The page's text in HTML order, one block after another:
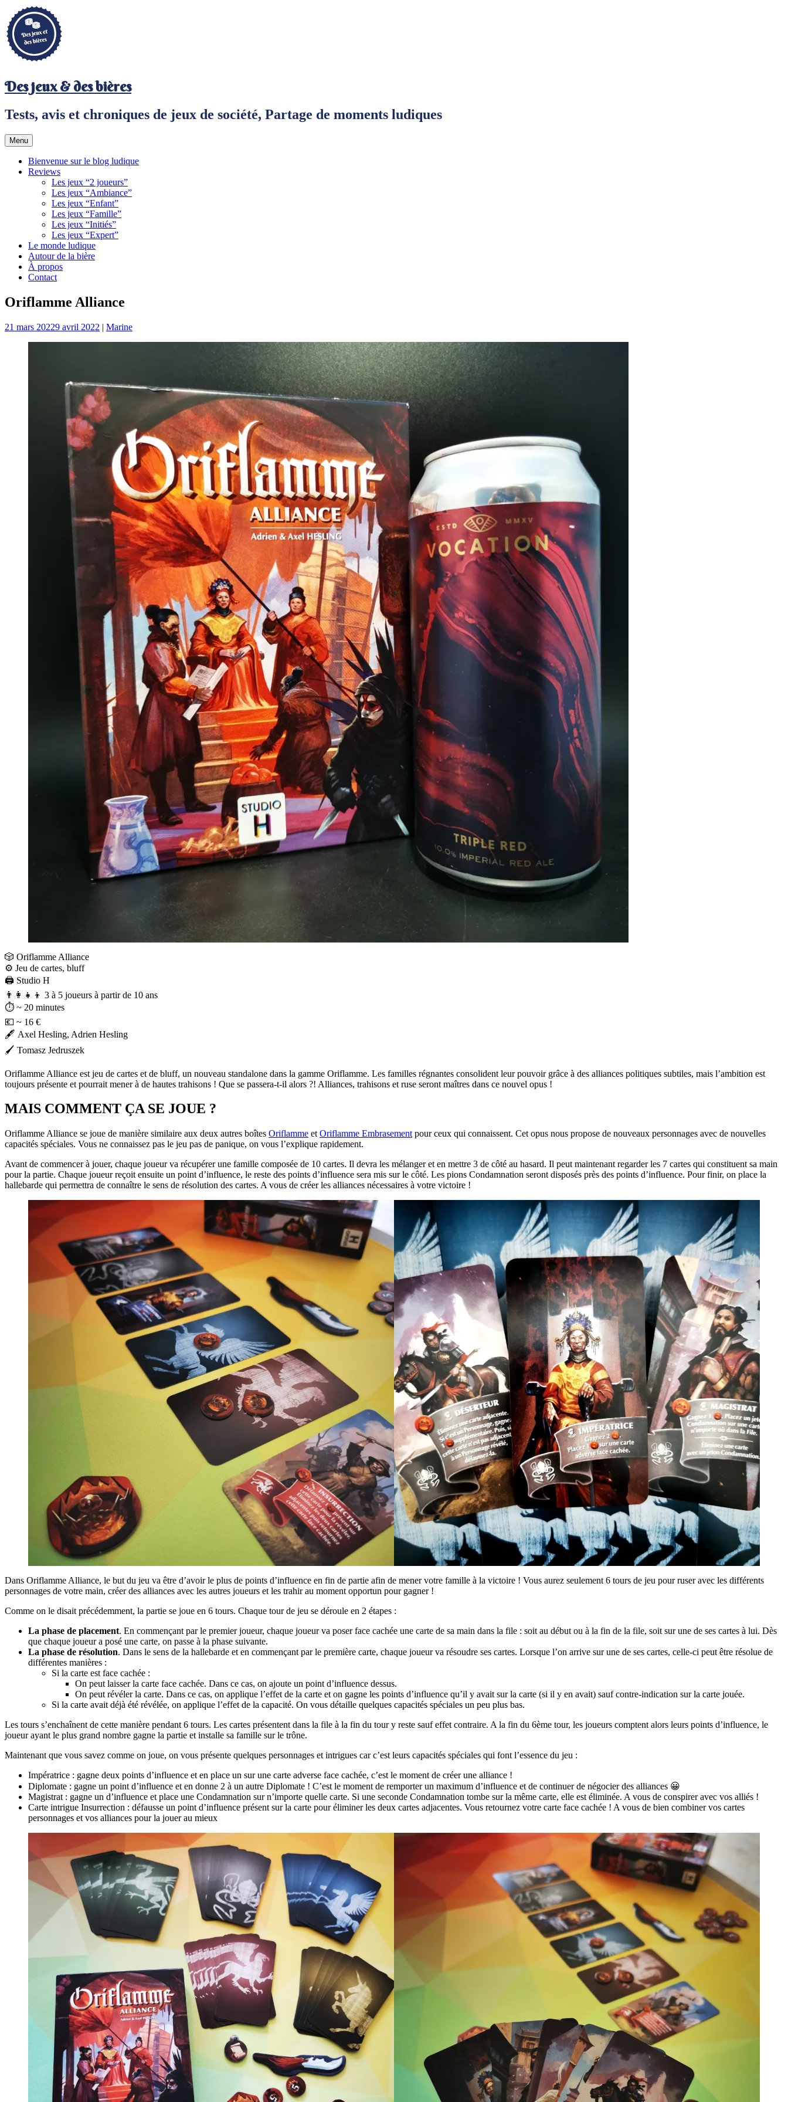
Aller
au
contenu
principal
Des jeux & des bières
Tests, avis et chroniques de jeux de société, Partage de moments ludiques
Menu
Bienvenue sur le blog ludique
Reviews
Les jeux “2 joueurs”
Les jeux “Ambiance”
Les jeux “Enfant”
Les jeux “Famille”
Les jeux “Initiés”
Les jeux “Expert”
Le monde ludique
Autour de la bière
À propos
Contact
Oriflamme Alliance
21 mars 20229 avril 2022 | Marine
🎲 Oriflamme Alliance
⚙️ Jeu de cartes, bluff
🖨️ Studio H
👨‍👩‍👧‍👦 3 à 5 joueurs à partir de 10 ans⠀
⏱️ ~ 20 minutes
💶 ~ 16 € ⠀
🖋️ Axel Hesling, Adrien Hesling
🖌️ Tomasz Jedruszek
Oriflamme Alliance est jeu de cartes et de bluff, un nouveau standalone dans la gamme Oriflamme. Les familles régnantes consolident leur pouvoir grâce à des alliances politiques subtiles, mais l’ambition est
toujours présente et pourrait mener à de hautes trahisons ! Que se passera-t-il alors ?! Alliances, trahisons et ruse seront maîtres dans ce nouvel opus !
MAIS COMMENT ÇA SE JOUE ?
Oriflamme Alliance se joue de manière similaire aux deux autres boîtes Oriflamme et Oriflamme Embrasement pour ceux qui connaissent. Cet opus nous propose de nouveaux personnages avec de nouvelles
capacités spéciales. Vous ne connaissez pas le jeu pas de panique, on vous l’explique rapidement.
Avant de commencer à jouer, chaque joueur va récupérer une famille composée de 10 cartes. Il devra les mélanger et en mettre 3 de côté au hasard. Il peut maintenant regarder les 7 cartes qui constituent sa main
pour la partie. Chaque joueur reçoit ensuite un point d’influence, le reste des points d’influence sera mis sur le côté. Les pions Condamnation seront disposés près des points d’influence. Pour finir, on place la
hallebarde qui permettra de connaître le sens de résolution des cartes. A vous de créer les alliances nécessaires à votre victoire !
Dans Oriflamme Alliance, le but du jeu va être d’avoir le plus de points d’influence en fin de partie afin de mener votre famille à la victoire ! Vous aurez seulement 6 tours de jeu pour ruser avec les différents
personnages de votre main, créer des alliances avec les autres joueurs et les trahir au moment opportun pour gagner !
Comme on le disait précédemment, la partie se joue en 6 tours. Chaque tour de jeu se déroule en 2 étapes :
La phase de placement. En commençant par le premier joueur, chaque joueur va poser face cachée une carte de sa main dans la file : soit au début ou à la fin de la file, soit sur une de ses cartes à lui. Dès
que chaque joueur a posé une carte, on passe à la phase suivante.
La phase de résolution. Dans le sens de la hallebarde et en commençant par le première carte, chaque joueur va résoudre ses cartes. Lorsque l’on arrive sur une de ses cartes, celle-ci peut être résolue de
différentes manières :
Si la carte est face cachée :
On peut laisser la carte face cachée. Dans ce cas, on ajoute un point d’influence dessus.
On peut révéler la carte. Dans ce cas, on applique l’effet de la carte et on gagne les points d’influence qu’il y avait sur la carte (si il y en avait) sauf contre-indication sur la carte jouée.
Si la carte avait déjà été révélée, on applique l’effet de la capacité. On vous détaille quelques capacités spéciales un peu plus bas.
Les tours s’enchaînent de cette manière pendant 6 tours. Les cartes présentent dans la file à la fin du tour y reste sauf effet contraire. A la fin du 6ème tour, les joueurs comptent alors leurs points d’influence, le
joueur ayant le plus grand nombre gagne la partie et installe sa famille sur le trône.
Maintenant que vous savez comme on joue, on vous présente quelques personnages et intrigues car c’est leurs capacités spéciales qui font l’essence du jeu :
Impératrice : gagne deux points d’influence et en place un sur une carte adverse face cachée, c’est le moment de créer une alliance !
Diplomate : gagne un point d’influence et en donne 2 à un autre Diplomate ! C’est le moment de remporter un maximum d’influence et de continuer de négocier des alliances 😀
Magistrat : gagne un d’influence et place une Condamnation sur n’importe quelle carte. Si une seconde Condamnation tombe sur la même carte, elle est éliminée. A vous de conspirer avec vos alliés !
Carte intrigue Insurrection : défausse un point d’influence présent sur la carte pour éliminer les deux cartes adjacentes. Vous retournez votre carte face cachée ! A vous de bien combiner vos cartes
personnages et vos alliances pour la jouer au mieux